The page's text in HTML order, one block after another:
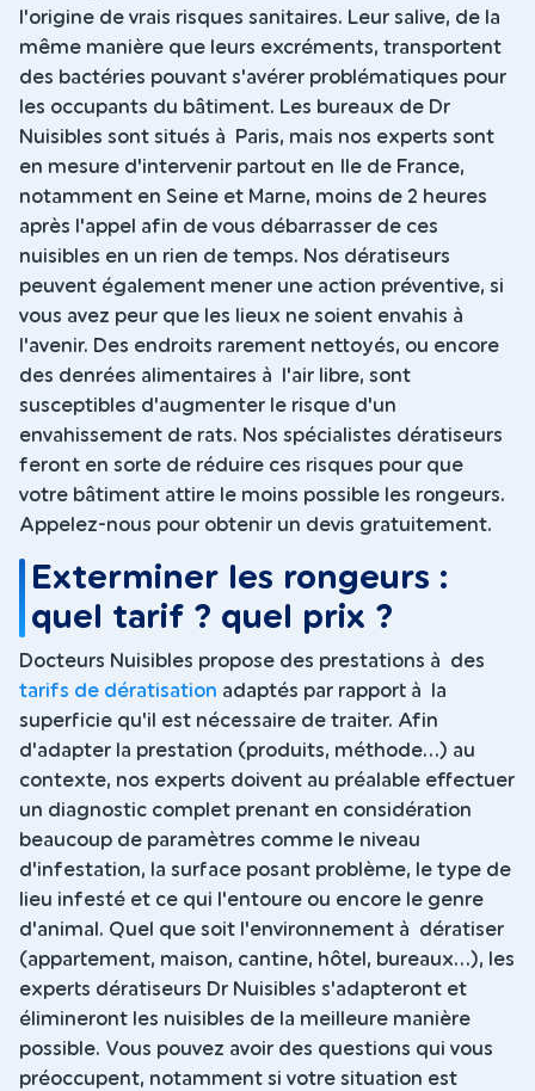
l'origine de vrais risques sanitaires. Leur salive, de la
même manière que leurs excréments, transportent
des bactéries pouvant s'avérer problématiques pour
les occupants du bâtiment. Les bureaux de Dr
Nuisibles sont situés à Paris, mais nos experts sont
en mesure d'intervenir partout en Ile de France,
notamment en Seine et Marne, moins de 2 heures
après l'appel afin de vous débarrasser de ces
nuisibles en un rien de temps. Nos dératiseurs
peuvent également mener une action préventive, si
vous avez peur que les lieux ne soient envahis à
l'avenir. Des endroits rarement nettoyés, ou encore
des denrées alimentaires à l'air libre, sont
susceptibles d'augmenter le risque d'un
envahissement de rats. Nos spécialistes dératiseurs
feront en sorte de réduire ces risques pour que
votre bâtiment attire le moins possible les rongeurs.
Appelez-nous pour obtenir un devis gratuitement.
Exterminer les rongeurs :
quel tarif ? quel prix ?
Docteurs Nuisibles propose des prestations à des
tarifs de dératisation adaptés par rapport à la
superficie qu'il est nécessaire de traiter. Afin
d'adapter la prestation (produits, méthode...) au
contexte, nos experts doivent au préalable effectuer
un diagnostic complet prenant en considération
beaucoup de paramètres comme le niveau
d'infestation, la surface posant problème, le type de
lieu infesté et ce qui l'entoure ou encore le genre
d'animal. Quel que soit l'environnement à dératiser
(appartement, maison, cantine, hôtel, bureaux...), les
experts dératiseurs Dr Nuisibles s'adapteront et
élimineront les nuisibles de la meilleure manière
possible. Vous pouvez avoir des questions qui vous
préoccupent, notamment si votre situation est